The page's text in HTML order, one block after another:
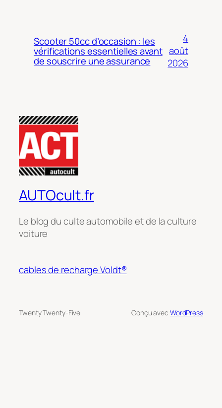
Scooter 50cc d’occasion : les
vérifications essentielles avant
de souscrire une assurance
4
août
2026
AUTOcult.fr
Le blog du culte automobile et de la culture
voiture
cables de recharge Voldt®
Twenty Twenty-Five Conçu avec WordPress